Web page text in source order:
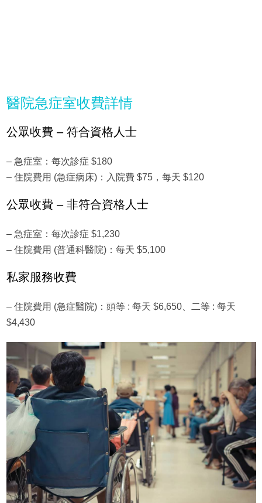
醫院急症室收費詳情
公眾收費 – 符合資格人士
– 急症室：每次診症 $180
– 住院費用 (急症病床)：入院費 $75，每天 $120
公眾收費 – 非符合資格人士
– 急症室：每次診症 $1,230
– 住院費用 (普通科醫院)：每天 $5,100
私家服務收費
– 住院費用 (急症醫院)：頭等 : 每天 $6,650、二等 : 每天
$4,430